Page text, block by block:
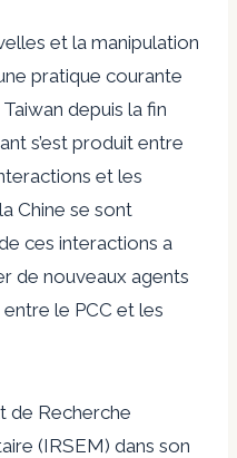
et la manipulation
pratique courante
depuis la fin
s’est produit entre
et les
Chine se sont
ces interactions a
de nouveaux agents
le PCC et les
de Recherche
(IRSEM) dans son